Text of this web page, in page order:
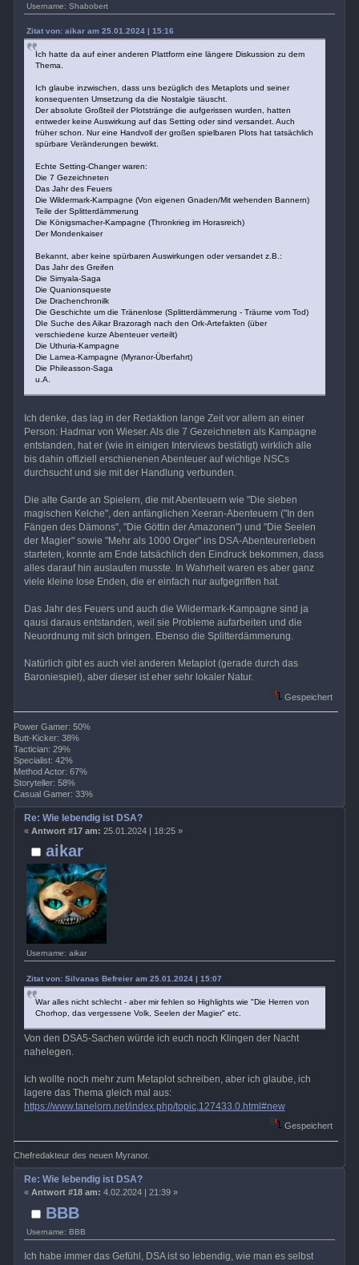
Username: Shabobert
Zitat von: aikar am 25.01.2024 | 15:16
Ich hatte da auf einer anderen Plattform eine längere Diskussion zu dem
Thema.
Ich glaube inzwischen, dass uns bezüglich des Metaplots und seiner
konsequenten Umsetzung da die Nostalgie täuscht.
Der absolute Großteil der Plotstränge die aufgerissen wurden, hatten
entweder keine Auswirkung auf das Setting oder sind versandet. Auch
früher schon. Nur eine Handvoll der großen spielbaren Plots hat tatsächlich
spürbare Veränderungen bewirkt.
Echte Setting-Changer waren:
Die 7 Gezeichneten
Das Jahr des Feuers
Die Wildermark-Kampagne (Von eigenen Gnaden/Mit wehenden Bannern)
Teile der Splitterdämmerung
Die Königsmacher-Kampagne (Thronkrieg im Horasreich)
Der Mondenkaiser
Bekannt, aber keine spürbaren Auswirkungen oder versandet z.B.:
Das Jahr des Greifen
Die Simyala-Saga
Die Quanionsqueste
Die Drachenchronilk
Die Geschichte um die Tränenlose (Splitterdämmerung - Träume vom Tod)
DIe Suche des Aikar Brazoragh nach den Ork-Artefakten (über
verschiedene kurze Abenteuer verteilt)
Die Uthuria-Kampagne
Die Lamea-Kampagne (Myranor-Überfahrt)
Die Phileasson-Saga
u.A.
Ich denke, das lag in der Redaktion lange Zeit vor allem an einer
Person: Hadmar von Wieser. Als die 7 Gezeichneten als Kampagne
entstanden, hat er (wie in einigen Interviews bestätigt) wirklich alle
bis dahin offiziell erschienenen Abenteuer auf wichtige NSCs
durchsucht und sie mit der Handlung verbunden.
Die alte Garde an Spielern, die mit Abenteuern wie "Die sieben
magischen Kelche", den anfänglichen Xeeran-Abenteuern ("In den
Fängen des Dämons", "Die Göttin der Amazonen") und "Die Seelen
der Magier" sowie "Mehr als 1000 Orger" ins DSA-Abenteurerleben
starteten, konnte am Ende tatsächlich den Eindruck bekommen, dass
alles darauf hin auslaufen musste. In Wahrheit waren es aber ganz
viele kleine lose Enden, die er einfach nur aufgegriffen hat.
Das Jahr des Feuers und auch die Wildermark-Kampagne sind ja
qausi daraus entstanden, weil sie Probleme aufarbeiten und die
Neuordnung mit sich bringen. Ebenso die Splitterdämmerung.
Natürlich gibt es auch viel anderen Metaplot (gerade durch das
Baroniespiel), aber dieser ist eher sehr lokaler Natur.
Gespeichert
Power Gamer: 50%
Butt-Kicker: 38%
Tactician: 29%
Specialist: 42%
Method Actor: 67%
Storyteller: 58%
Casual Gamer: 33%
aikar
Username: aikar
Re: Wie lebendig ist DSA?
« Antwort #17 am: 25.01.2024 | 18:25 »
Zitat von: Silvanas Befreier am 25.01.2024 | 15:07
War alles nicht schlecht - aber mir fehlen so Highlights wie "Die Herren von
Chorhop, das vergessene Volk, Seelen der Magier" etc.
Von den DSA5-Sachen würde ich euch noch Klingen der Nacht
nahelegen.
Ich wollte noch mehr zum Metaplot schreiben, aber ich glaube, ich
lagere das Thema gleich mal aus:
https://www.tanelorn.net/index.php/topic,127433.0.html#new
Gespeichert
Chefredakteur des neuen Myranor.
BBB
Username: BBB
Re: Wie lebendig ist DSA?
« Antwort #18 am: 4.02.2024 | 21:39 »
Ich habe immer das Gefühl, DSA ist so lebendig, wie man es selbst